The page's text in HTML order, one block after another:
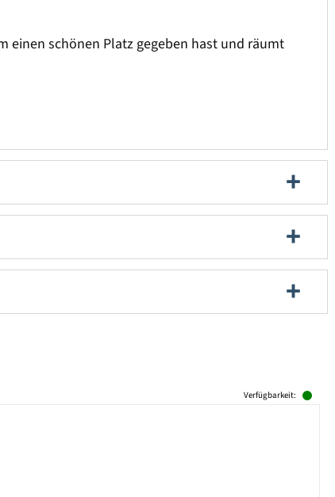
einen schönen Platz gegeben hast und räumt
Verfügbarkeit: